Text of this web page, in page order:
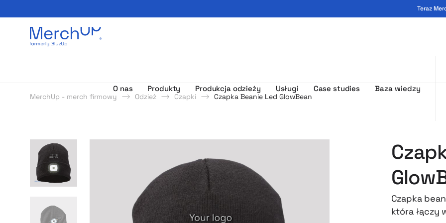
Teraz
Odzież reklamowa z nadrukiem i gadżety firmowe z logo - MerchUp
O nas Produkty Produkcja odzieży Usługi Case studies Baza wiedzy
MerchUp - merch firmowy Odzież Czapki Czapka Beanie Led GlowBean
Czapka
która łączy